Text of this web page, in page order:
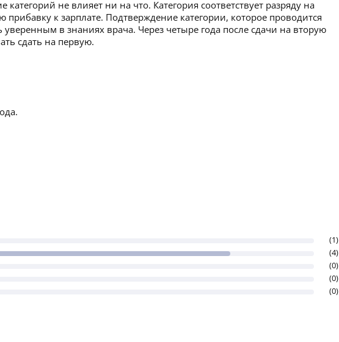
категорий не влияет ни на что. Категория соответствует разряду на
прибавку к зарплате. Подтверждение категории, которое проводится
уверенным в знаниях врача. Через четыре года после сдачи на вторую
сдать на первую.
(1)
(4)
(0)
(0)
(0)